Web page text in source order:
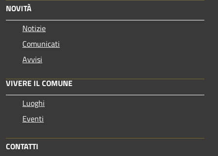
NOVITÀ
Notizie
Comunicati
Avvisi
VIVERE IL COMUNE
Luoghi
Eventi
CONTATTI